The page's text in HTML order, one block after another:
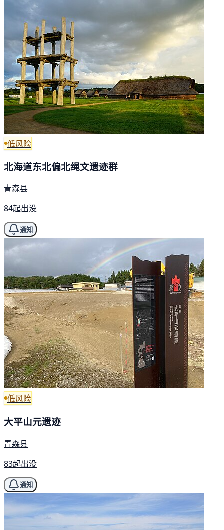
低风险
北海道东北偏北绳文遗迹群
青森县
84起出没
通知
低风险
大平山元遗迹
青森县
83起出没
通知